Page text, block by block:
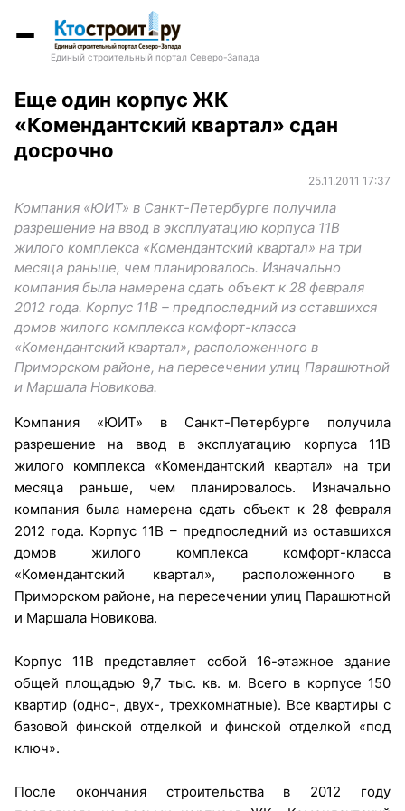
Единый строительный портал Северо-Запада
Еще один корпус ЖК
«Комендантский квартал» сдан
досрочно
25.11.2011 17:37
Компания «ЮИТ» в Санкт-Петербурге получила
разрешение на ввод в эксплуатацию корпуса 11В
жилого комплекса «Комендантский квартал» на три
месяца раньше, чем планировалось. Изначально
компания была намерена сдать объект к 28 февраля
2012 года. Корпус 11В – предпоследний из оставшихся
домов жилого комплекса комфорт-класса
«Комендантский квартал», расположенного в
Приморском районе, на пересечении улиц Парашютной
и Маршала Новикова.
Компания «ЮИТ» в Санкт-Петербурге получила
разрешение на ввод в эксплуатацию корпуса 11В
жилого комплекса «Комендантский квартал» на три
месяца раньше, чем планировалось. Изначально
компания была намерена сдать объект к 28 февраля
2012 года. Корпус 11В – предпоследний из оставшихся
домов жилого комплекса комфорт-класса
«Комендантский квартал», расположенного в
Приморском районе, на пересечении улиц Парашютной
и Маршала Новикова.
Корпус 11В представляет собой 16-этажное здание
общей площадью 9,7 тыс. кв. м. Всего в корпусе 150
квартир (одно-, двух-, трехкомнатные). Все квартиры с
базовой финской отделкой и финской отделкой «под
ключ».
После окончания строительства в 2012 году